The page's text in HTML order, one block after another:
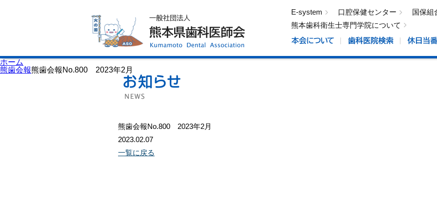
E-system 口腔保健センター
国保組
熊本歯科衛生士専門学院について
ホーム
熊歯会報熊歯会報No.800 2023年2月
熊歯会報No.800 2023年2月
2023.02.07
一覧に戻る
歯科医院検索
休日当番医
イベント案内
歯の豆知識
口腔保健センター
国保組合からのお知らせ
熊本歯科衛生士専門学院
会員専用ページ
プライバシーポリシー
サイトマップ